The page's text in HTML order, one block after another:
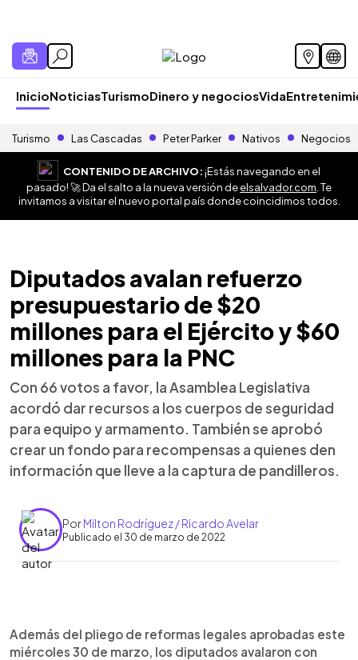
InicioNoticiasTurismoDinero y negociosVida
Turismo Las Cascadas Peter Parker Nativos Negocios
CONTENIDO DE ARCHIVO:¡Estás navegando en el
pasado! 🚀 Da el salto a la nueva versión deelsalvador.com . Te
invitamos a visitar el nuevo portal país donde coincidimos todos.
Diputados avalan refuerzo
presupuestario de $20
millones para el Ejército y $60
millones para la PNC
Con 66 votos a favor, la Asamblea Legislativa
acordó dar recursos a los cuerpos de seguridad
para equipo y armamento. También se aprobó
crear un fondo para recompensas a quienes den
información que lleve a la captura de pandilleros.
PorMilton Rodríguez / Ricardo Avelar
Publicado el 30 de marzo de 2022
► Escuchar artículo
Además del pliego de reformas legales aprobadas este
miércoles 30 de marzo, los diputados avalaron con